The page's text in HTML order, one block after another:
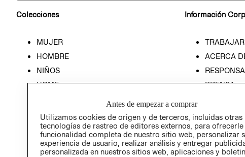
Colecciones
MUJER
HOMBRE
NIÑOS
HOME
Información
ACERCA
PRENSA
POLÍTICA
Antes de empezar a comprar
Utilizamos cookies de origen y de terceros, incluidas otras
tecnologías de rastreo de editores externos, para ofrecerle
funcionalidad completa de nuestro sitio web, personalizar
experiencia de usuario, realizar análisis y entregar
personalizada en nuestros sitios web, aplicaciones y